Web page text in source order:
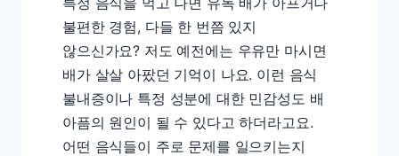
불편한 경험, 다들 한 번쯤 있지
않으신가요? 저도 예전에는 우유만 마시면
배가 살살 아팠던 기억이 나요. 이런 음식
불내증이나 특정 성분에 대한 민감성도 배
아픔의 원인이 될 수 있다고 하더라고요.
어떤 음식들이 주로 문제를 일으키는지